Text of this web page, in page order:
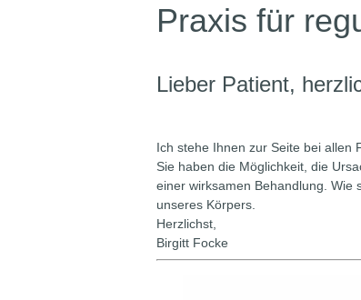
Praxis für
Lieber Patient,
Ich stehe Ihnen zur Seite bei allen
Sie haben die Möglichkeit, die
einer wirksamen Behandlung. Wie
unseres Körpers.
Herzlichst,
Birgitt Focke